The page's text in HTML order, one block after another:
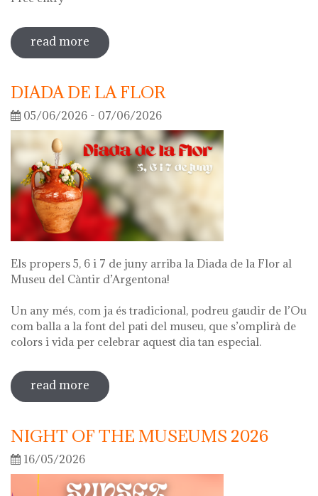
read more sobre guided tour of the exhibition
'what's left of me'
DIADA DE LA FLOR
05/06/2026 - 07/06/2026
Els propers 5, 6 i 7 de juny arriba la Diada de la Flor al
Museu del Càntir d’Argentona!
Un any més, com ja és tradicional, podreu gaudir de l’Ou
com balla a la font del pati del museu, que s’omplirà de
colors i vida per celebrar aquest dia tan especial.
read more sobre diada de la flor
NIGHT OF THE MUSEUMS 2026
16/05/2026